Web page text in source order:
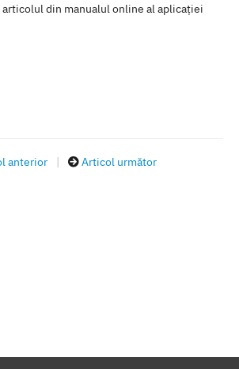
din manualul online al aplicaţiei
anterior | Articol următor